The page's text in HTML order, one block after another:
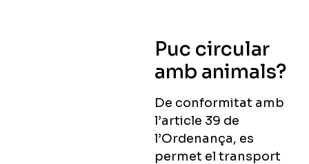
Puc circular
amb animals?
De conformitat amb
l’article 39 de
l’Ordenança, es
permet el transport